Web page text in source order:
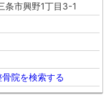
条市興野1丁目3-1
院を検索する